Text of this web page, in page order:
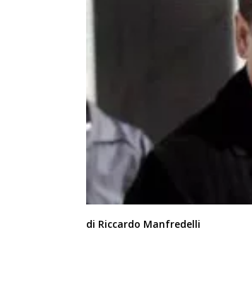
di Riccardo Manfredelli